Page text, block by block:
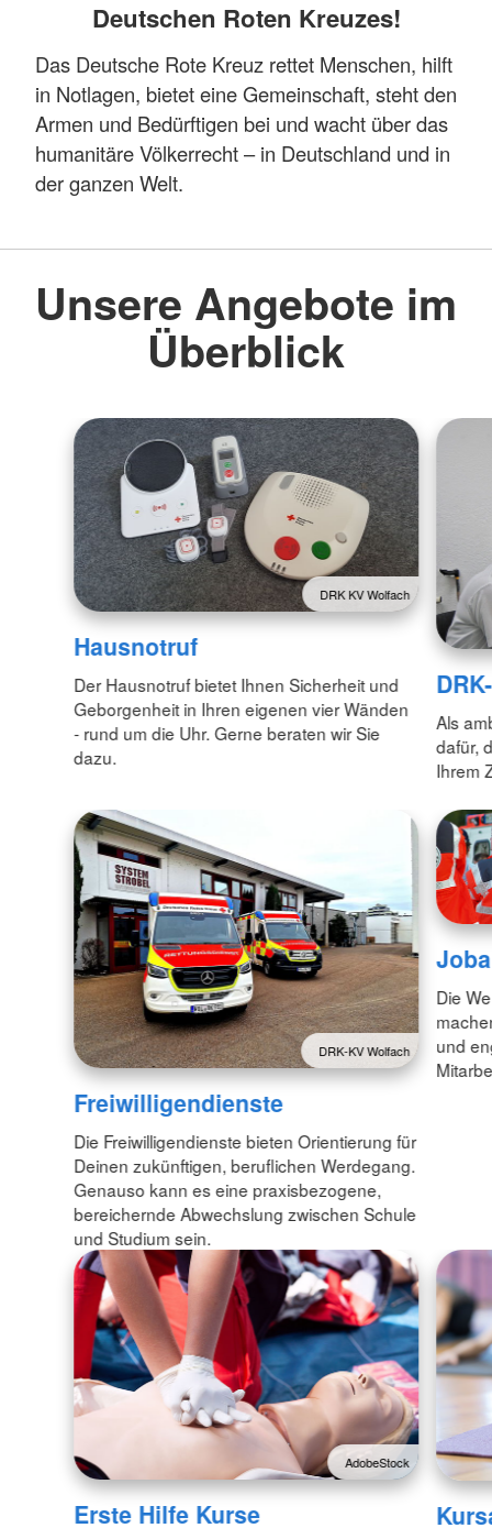
Deutschen Roten Kreuzes!
Das Deutsche Rote Kreuz rettet Menschen, hilft
in Notlagen, bietet eine Gemeinschaft, steht den
Armen und Bedürftigen bei und wacht über das
humanitäre Völkerrecht – in Deutschland und in
der ganzen Welt.
Unsere Angebote im
Überblick
DRK KV Wolfach
Hausnotruf
Der Hausnotruf bietet Ihnen Sicherheit und
Geborgenheit in Ihren eigenen vier Wänden
- rund um die Uhr. Gerne beraten wir Sie
dazu.
Als
dafür,
Ihrem
DRK-KV Wolfach
Freiwilligendienste
Die Freiwilligendienste bieten Orientierung für
Deinen zukünftigen, beruflichen Werdegang.
Genauso kann es eine praxisbezogene,
bereichernde Abwechslung zwischen Schule
und Studium sein.
Die
und
AdobeStock
Erste Hilfe Kurse